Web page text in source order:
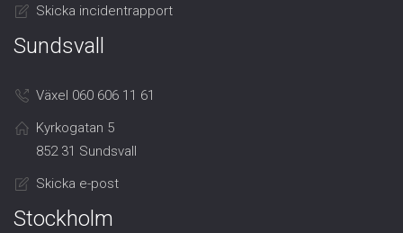
Skicka incidentrapport
Sundsvall
Växel 060 606 11 61
Kyrkogatan 5
852 31 Sundsvall
Skicka e-post
Stockholm